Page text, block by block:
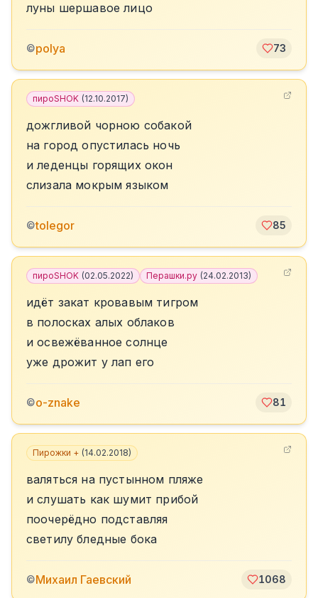
луны шершавое лицо
©polya 73
пироSHOK (12.10.2017)
дожгливой чорною собакой
на город опустилась ночь
и леденцы горящих окон
слизала мокрым языком
©tolegor 85
пироSHOK (02.05.2022) Перашки.ру (24.02.2013)
идёт закат кровавым тигром
в полосках алых облаков
и освежёванное солнце
уже дрожит у лап его
©o-znake 81
Пирожки + (14.02.2018)
валяться на пустынном пляже
и слушать как шумит прибой
поочерёдно подставляя
светилу бледные бока
©Михаил Гаевский 1068